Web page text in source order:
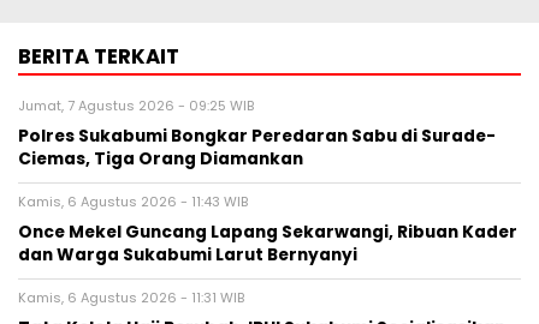
BERITA TERKAIT
Jumat, 7 Agustus 2026 - 09:25 WIB
Polres Sukabumi Bongkar Peredaran Sabu di Surade-
Ciemas, Tiga Orang Diamankan
Kamis, 6 Agustus 2026 - 11:43 WIB
Once Mekel Guncang Lapang Sekarwangi, Ribuan Kader
dan Warga Sukabumi Larut Bernyanyi
Kamis, 6 Agustus 2026 - 11:31 WIB